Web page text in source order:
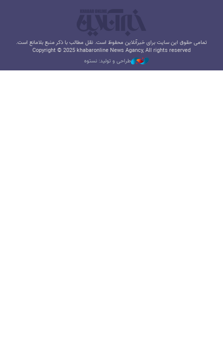
تمامی حقوق این سایت برای خبرآنلاین محفوظ است. نقل مطالب با ذکر منبع بلامانع است.
Copyright © 2025 khabaronline News Agancy, All rights reserved
طراحی و تولید: نستوه